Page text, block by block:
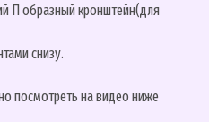
П образный кронштейн(для
снизу.
посмотреть на видео ниже